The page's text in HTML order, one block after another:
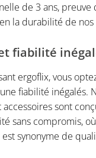
de 3 ans, preuve
la durabilité de
fiabilité
ergoflix, vous
fiabilité inégalés.
accessoires sont
sans compromis,
synonyme de